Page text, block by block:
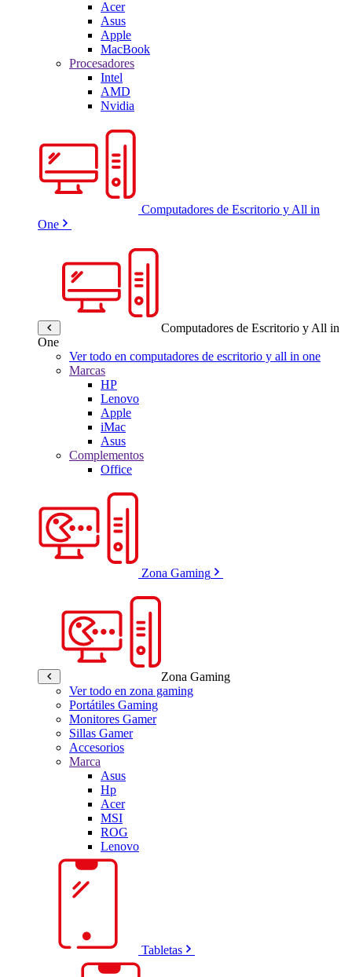
Acer
Asus
Apple
MacBook
Procesadores
Intel
AMD
Nvidia
Computadores de Escritorio y All in
One
Computadores de Escritorio y All in
One
Ver todo en computadores de escritorio y all in one
Marcas
HP
Lenovo
Apple
iMac
Asus
Complementos
Office
Zona Gaming
Zona Gaming
Ver todo en zona gaming
Portátiles Gaming
Monitores Gamer
Sillas Gamer
Accesorios
Marca
Asus
Hp
Acer
MSI
ROG
Lenovo
Tabletas